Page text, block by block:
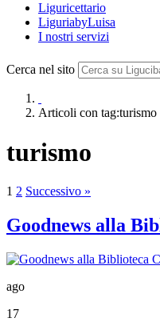
Liguricettario
LiguriabyLuisa
I nostri servizi
Cerca nel sito
Articoli con tag:turismo
turismo
1 2 Successivo »
Goodnews alla
ago
17